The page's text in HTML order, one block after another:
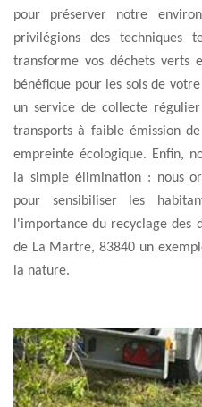
pour préserver notre
privilégions des techniques
transforme vos déchets verts
bénéfique pour les sols de
un service de collecte
transports à faible émission
empreinte écologique. Enfin,
la simple élimination : nous
pour sensibiliser les
l'importance du recyclage des
de La Martre, 83840 un
la nature.